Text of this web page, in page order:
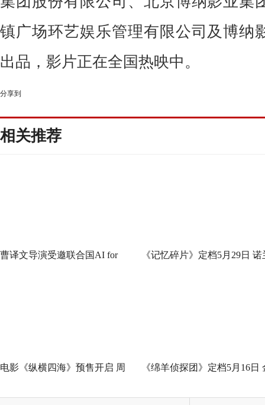
镇广场环艺娱乐管理有限公司及博纳
出品，影片正在全国热映中。
分享到
相关推荐
曹译文导演受邀联合国AI for 《记忆碎片》定档5月29日 诺
电影《纵横四海》预售开启 周 《绵羊侦探团》定档5月16日